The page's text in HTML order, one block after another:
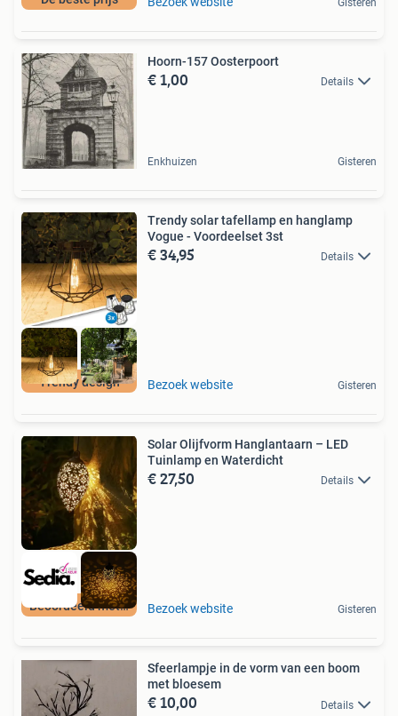
Hoorn-157 Oosterpoort
€ 1,00 Details
Enkhuizen Gisteren
Trendy design
Trendy solar tafellamp en hanglamp
Vogue - Voordeelset 3st
€ 34,95 Details
Bezoek website Gisteren
Beoordeeld met 9+
Solar Olijfvorm Hanglantaarn – LED
Tuinlamp en Waterdicht
€ 27,50 Details
Bezoek website Gisteren
Sfeerlampje in de vorm van een boom
met bloesem
€ 10,00 Details